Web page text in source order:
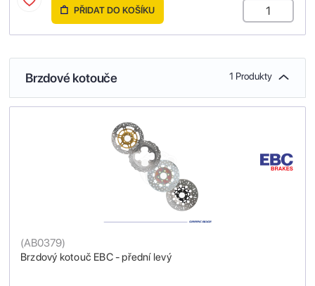
PŘIDAT DO KOŠÍKU
Brzdové kotouče 1 Produkty
Brzdový kotouč EBC - přední levý
(AB0379)